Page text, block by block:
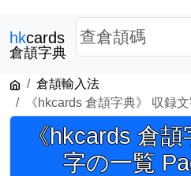
hkcards
倉頡字典
倉頡輸入法
《hkcards 倉頡字典》 収録
《hkcards 倉
字の一覧